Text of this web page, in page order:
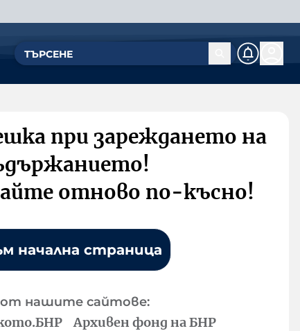
при зареждането на
отново по-късно!
начална страница
нашите сайтове:
Архивен фонд на БНР